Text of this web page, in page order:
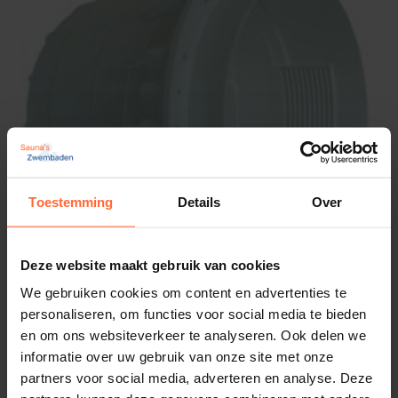
Toestemming Details Over
Deze website maakt gebruik van cookies
We gebruiken cookies om content en advertenties te
personaliseren, om functies voor social media te bieden
en om ons websiteverkeer te analyseren. Ook delen we
informatie over uw gebruik van onze site met onze
partners voor social media, adverteren en analyse. Deze
van de Lumiplus Connect afstandsbediening:
Compatibiliteit
: Geschikt voor alle Lumiplus
Connect RGB- en RGBW-lampen.
verbindingen.
Bereik: Tot 30 meter in open ruimte.
: 2x AAA-batterijen (niet inbegrepen).
Aantal kleurmodi
: Meer dan 12 vooraf
ingestelde modi, inclusief statisch, langzaam
Astral inbouwnis Lumiplus lampen (beton)
356,95 ca. 1 week